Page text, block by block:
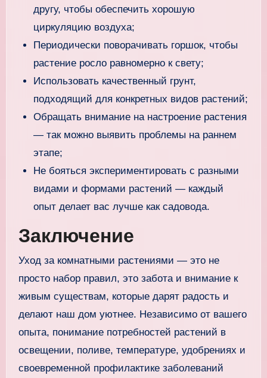
другу, чтобы обеспечить хорошую
циркуляцию воздуха;
Периодически поворачивать горшок, чтобы
растение росло равномерно к свету;
Использовать качественный грунт,
подходящий для конкретных видов растений;
Обращать внимание на настроение растения
— так можно выявить проблемы на раннем
этапе;
Не бояться экспериментировать с разными
видами и формами растений — каждый
опыт делает вас лучше как садовода.
Заключение
Уход за комнатными растениями — это не
просто набор правил, это забота и внимание к
живым существам, которые дарят радость и
делают наш дом уютнее. Независимо от вашего
опыта, понимание потребностей растений в
освещении, поливе, температуре, удобрениях и
своевременной профилактике заболеваний